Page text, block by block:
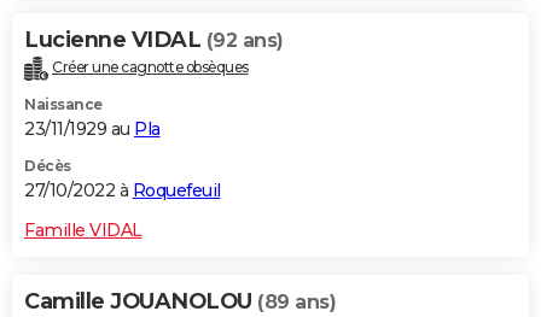
Lucienne VIDAL (92 ans)
Créer une cagnotte obsèques
Naissance
23/11/1929 au Pla
Décès
27/10/2022 à Roquefeuil
Famille VIDAL
Camille JOUANOLOU (89 ans)